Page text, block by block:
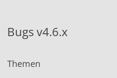
Bugs v4.6.x
u
g
Themen